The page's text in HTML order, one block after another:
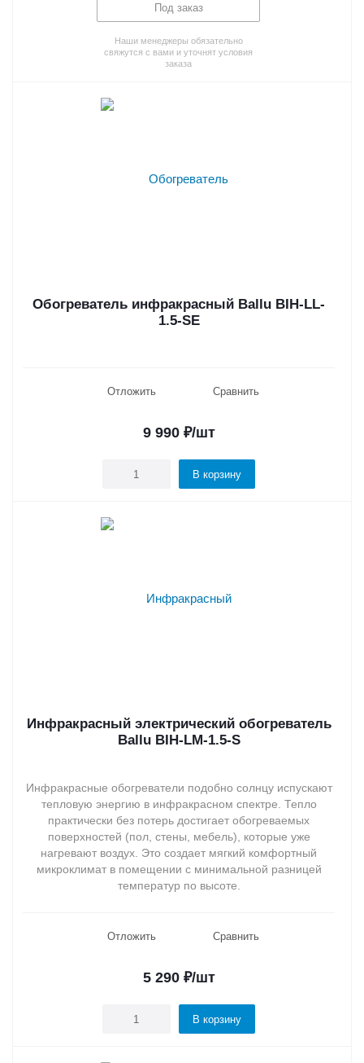
Под заказ
Наши менеджеры обязательно
свяжутся с вами и уточнят условия
заказа
Обогреватель инфракрасный Ballu BIH-LL-
1.5-SE
Отложить Сравнить
9 990 ₽/шт
В корзину
Инфракрасный электрический обогреватель
Ballu BIH-LM-1.5-S
Инфракрасные обогреватели подобно солнцу испускают
тепловую энергию в инфракрасном спектре. Тепло
практически без потерь достигает обогреваемых
поверхностей (пол, стены, мебель), которые уже
нагревают воздух. Это создает мягкий комфортный
микроклимат в помещении с минимальной разницей
температур по высоте.
Отложить Сравнить
5 290 ₽/шт
В корзину